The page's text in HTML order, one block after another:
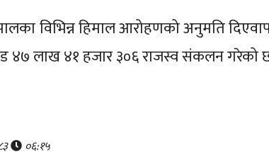
विभिन्न हिमाल आरोहणको अनुमति
४७ लाख ४१ हजार ३०६ राजस्व संकलन गरेको
०६:१५